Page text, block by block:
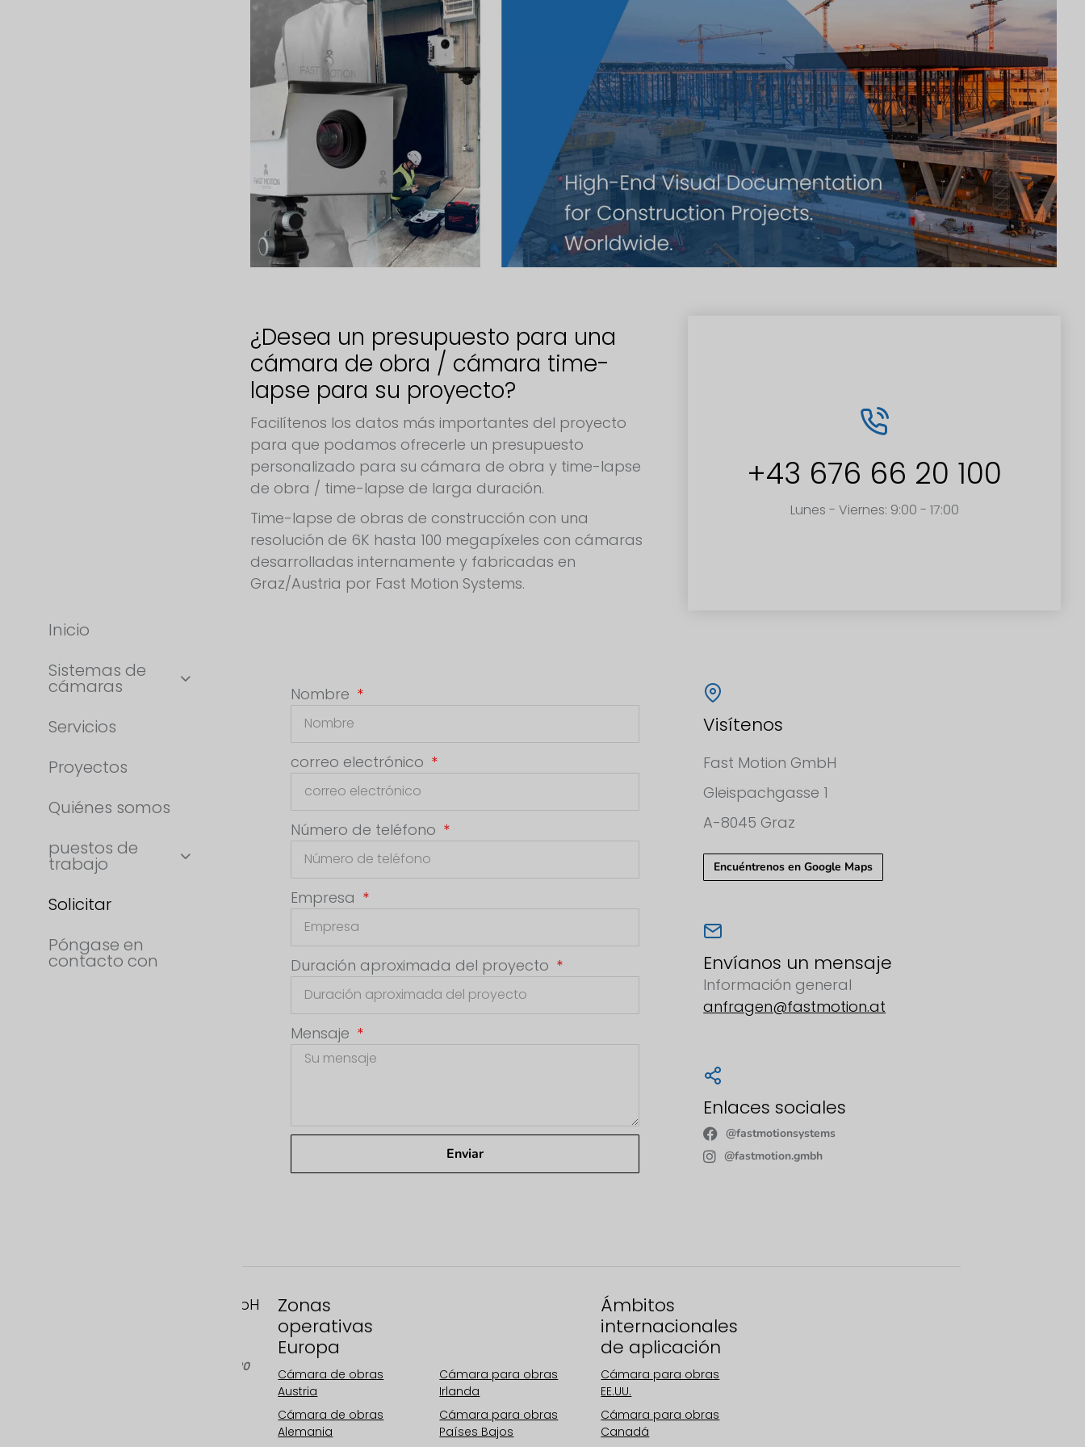
¿Desea un presupuesto para una
cámara de obra / cámara time-
lapse para su proyecto?
Facilítenos los datos más importantes del proyecto
para que podamos ofrecerle un presupuesto
personalizado para su cámara de obra y time-lapse
de obra / time-lapse de larga duración.
Time-lapse de obras de construcción con una
resolución de 6K hasta 100 megapíxeles con cámaras
desarrolladas internamente y fabricadas en
Graz/Austria por Fast Motion Systems.
+43 676 66 20 100
Lunes - Viernes: 9:00 - 17:00
Nombre
correo electrónico
Número de teléfono
Empresa
Duración aproximada del proyecto
Mensaje
Enviar
Visítenos
Fast Motion GmbH
Gleispachgasse 1
A-8045 Graz
Encuéntrenos en Google Maps
Envíanos un mensaje
Información general
anfragen@fastmotion.at
Enlaces sociales
@fastmotionsystems
@fastmotion.gmbh
FAST MOTION GmbH
Teléfono: +43 676 66 20
Zonas
operativas
Europa
Cámara de obras
Austria
Cámara de obras
Alemania
Cámara para obras
Irlanda
Cámara para obras
Países Bajos
Ámbitos
internacionales
de aplicación
Cámara para obras
EE.UU.
Cámara para obras
Canadá
Inicio
Sistemas de
cámaras
Servicios
Proyectos
Quiénes somos
puestos de
trabajo
Solicitar
Póngase en
contacto con